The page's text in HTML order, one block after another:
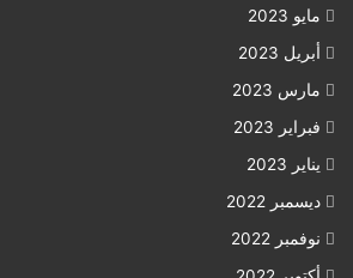
مايو 2023
أبريل 2023
مارس 2023
فبراير 2023
يناير 2023
ديسمبر 2022
نوفمبر 2022